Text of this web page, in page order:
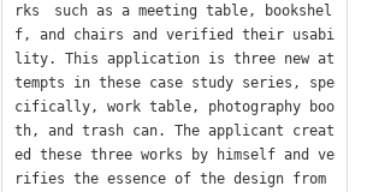
rks　such as a meeting table, bookshel
f, and chairs and verified their usabi
lity. This application is three new at
tempts in these case study series, spe
cifically, work table, photography boo
th, and trash can. The applicant creat
ed these three works by himself and ve
rifies the essence of the design from